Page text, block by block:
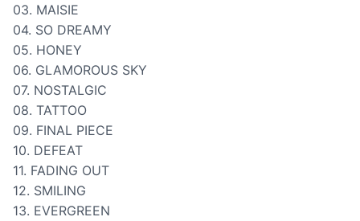
03. MAISIE
04. SO DREAMY
05. HONEY
06. GLAMOROUS SKY
07. NOSTALGIC
08. TATTOO
09. FINAL PIECE
10. DEFEAT
11. FADING OUT
12. SMILING
13. EVERGREEN